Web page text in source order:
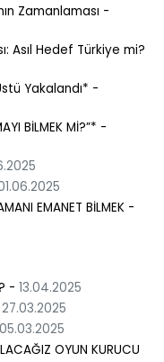
Zamanlaması -
Asıl Hedef Türkiye mi?
Yakalandı* -
BİLMEK Mİ?”* -
EMANET BİLMEK -
- 13.04.2025
27.03.2025
05.03.2025
OYUN KURUCU